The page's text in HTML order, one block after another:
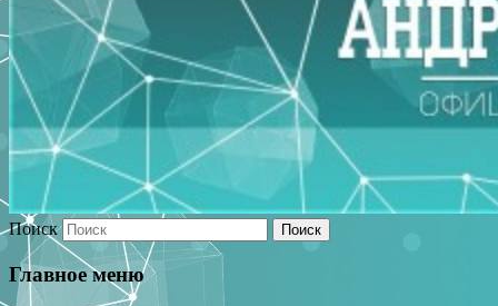
Поиск
Главное меню